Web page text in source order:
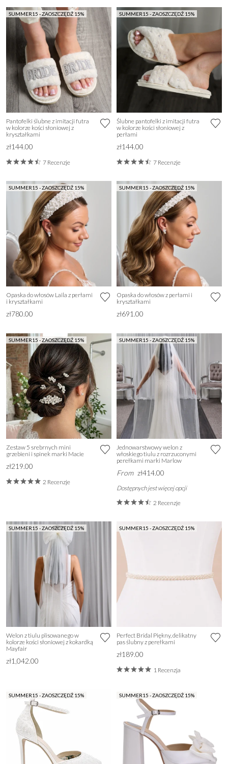
SUMMER15 - ZAOSZCZĘDŹ 15%
Pantofelki ślubne z imitacji futra
w kolorze kości słoniowej z
kryształkami
zł144.00
7 Recenzje
SUMMER15 - ZAOSZCZĘDŹ 15%
Ślubne pantofelki z imitacji futra
w kolorze kości słoniowej z
perłami
zł144.00
7 Recenzje
SUMMER15 - ZAOSZCZĘDŹ 15%
Opaska do włosów Laila z perłami
i kryształkami
zł780.00
SUMMER15 - ZAOSZCZĘDŹ 15%
Opaska do włosów z perłami i
kryształkami
zł691.00
SUMMER15 - ZAOSZCZĘDŹ 15%
Zestaw 5 srebrnych mini
grzebieni i spinek marki Macie
zł219.00
2 Recenzje
SUMMER15 - ZAOSZCZĘDŹ 15%
Jednowarstwowy welon z
włoskiego tiulu z rozrzuconymi
perełkami marki Marlow
From zł414.00
Dostępnych jest więcej opcji
2 Recenzje
SUMMER15 - ZAOSZCZĘDŹ 15%
Welon z tiulu plisowanego w
kolorze kości słoniowej z kokardką
Mayfair
zł1,042.00
SUMMER15 - ZAOSZCZĘDŹ 15%
Perfect Bridal Piękny, delikatny
pas ślubny z perełkami
zł189.00
1 Recenzja
SUMMER15 - ZAOSZCZĘDŹ 15% SUMMER15 - ZAOSZCZĘDŹ 15%